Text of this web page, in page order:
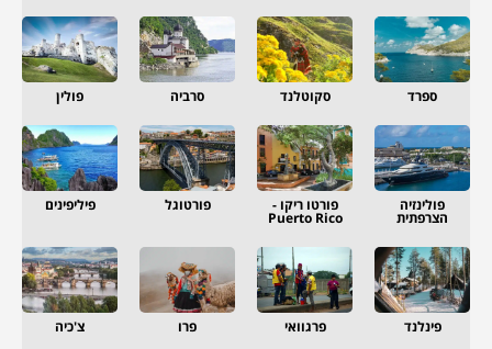
ספרד סקוטלנד סרביה פולין
פולינזיה
הצרפתית
פורטו ריקו -
Puerto Rico
פורטוגל פיליפינים
פינלנד פרגוואי פרו צ'כיה